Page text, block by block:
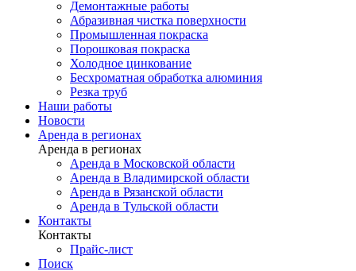
Демонтажные работы
Абразивная чистка поверхности
Промышленная покраска
Порошковая покраска
Холодное цинкование
Бесхроматная обработка алюминия
Резка труб
Наши работы
Новости
Аренда в регионах
Аренда в регионах
Аренда в Московской области
Аренда в Владимирской области
Аренда в Рязанской области
Аренда в Тульской области
Контакты
Контакты
Прайс-лист
Поиск